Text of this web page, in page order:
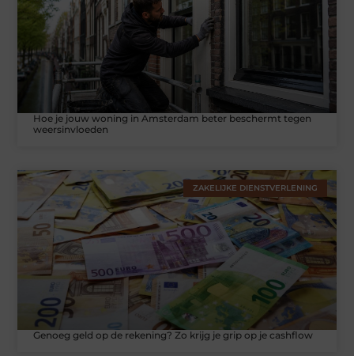
Hoe je jouw woning in Amsterdam beter beschermt tegen
weersinvloeden
ZAKELIJKE DIENSTVERLENING
Genoeg geld op de rekening? Zo krijg je grip op je cashflow